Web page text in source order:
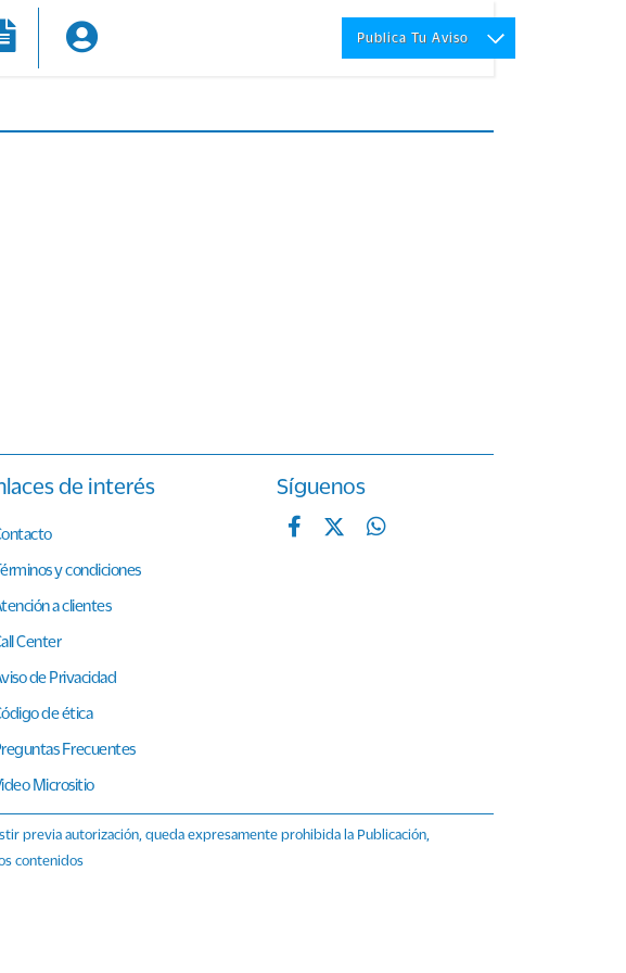
Publica Tu Aviso
de interés
y condiciones
a clientes
Center
de Privacidad
de ética
Frecuentes
Micrositio
Síguenos
previa autorización, queda expresamente prohibida la Publicación,
contenidos